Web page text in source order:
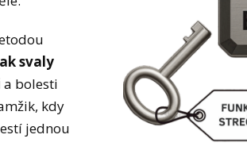
svaly
a bolesti
kdy
jednou